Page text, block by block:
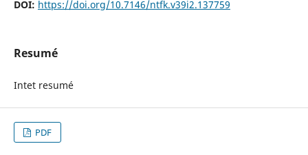
DOI: https://doi.org/10.7146/ntfk.v39i2.137759
Resumé
Intet resumé
PDF